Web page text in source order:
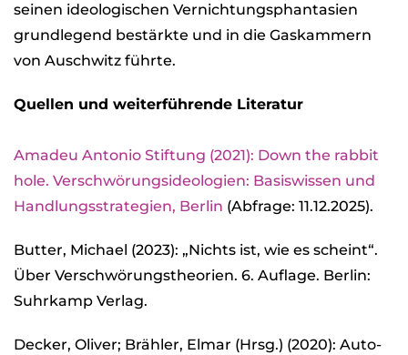
sei­nen ideo­lo­gi­schen Ver­nich­tungs­phan­ta­sien
grund­le­gend bestärkte und in die Gas­kam­mern
von Ausch­witz führte.
Quel­len und wei­ter­füh­rende Lite­ra­tur
Ama­deu Anto­nio Stif­tung (2021): Down the rab­bit
hole. Ver­schwö­rungs­ideo­lo­gien: Basis­wis­sen und
Hand­lungs­stra­te­gien, Ber­lin (Abfrage: 11.12.2025).
But­ter, Michael (2023): „Nichts ist, wie es scheint“.
Über Ver­schwö­rungs­theo­rien. 6. Auf­lage. Ber­lin:
Suhr­kamp Ver­lag.
Decker, Oli­ver; Bräh­ler, Elmar (Hrsg.) (2020): Auto­